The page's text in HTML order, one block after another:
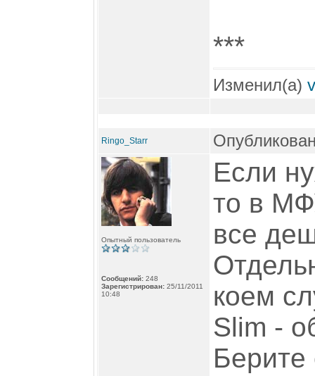
***
Изменил(а)
Ringo_Starr
Опытный пользователь
Сообщений: 248
Зарегистрирован: 25/11/2011
10:48
Если
то в
все
коем
Slim -
Берите